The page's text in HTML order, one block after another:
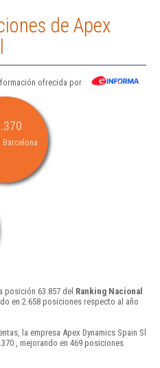
de Apex
ofrecida por
Barcelona
posición 63.857 del Ranking Nacional
en 2.658 posiciones respecto al año
la empresa Apex Dynamics Spain Sl
, mejorando en 469 posiciones